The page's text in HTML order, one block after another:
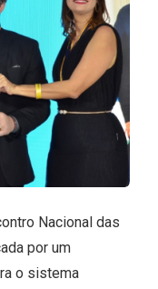
Nacional das
por um
o sistema